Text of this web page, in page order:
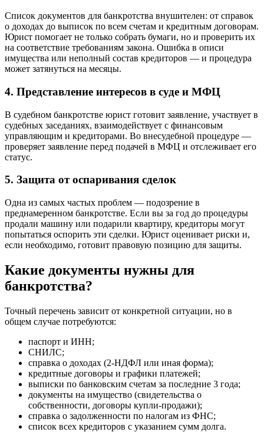
Список документов для банкротства внушителен: от справок
о доходах до выписок по всем счетам и кредитным договорам.
Юрист помогает не только собрать бумаги, но и проверить их
на соответствие требованиям закона. Ошибка в описи
имущества или неполный состав кредиторов — и процедура
может затянуться на месяцы.
4. Представление интересов в суде и МФЦ
В судебном банкротстве юрист готовит заявление, участвует в
судебных заседаниях, взаимодействует с финансовым
управляющим и кредиторами. Во внесудебной процедуре —
проверяет заявление перед подачей в МФЦ и отслеживает его
статус.
5. Защита от оспаривания сделок
Одна из самых частых проблем — подозрение в
преднамеренном банкротстве. Если вы за год до процедуры
продали машину или подарили квартиру, кредиторы могут
попытаться оспорить эти сделки. Юрист оценивает риски и,
если необходимо, готовит правовую позицию для защиты.
Какие документы нужны для
банкротства?
Точный перечень зависит от конкретной ситуации, но в
общем случае потребуются:
паспорт и ИНН;
СНИЛС;
справка о доходах (2-НДФЛ или иная форма);
кредитные договоры и графики платежей;
выписки по банковским счетам за последние 3 года;
документы на имущество (свидетельства о
собственности, договоры купли-продажи);
справка о задолженности по налогам из ФНС;
список всех кредиторов с указанием сумм долга.